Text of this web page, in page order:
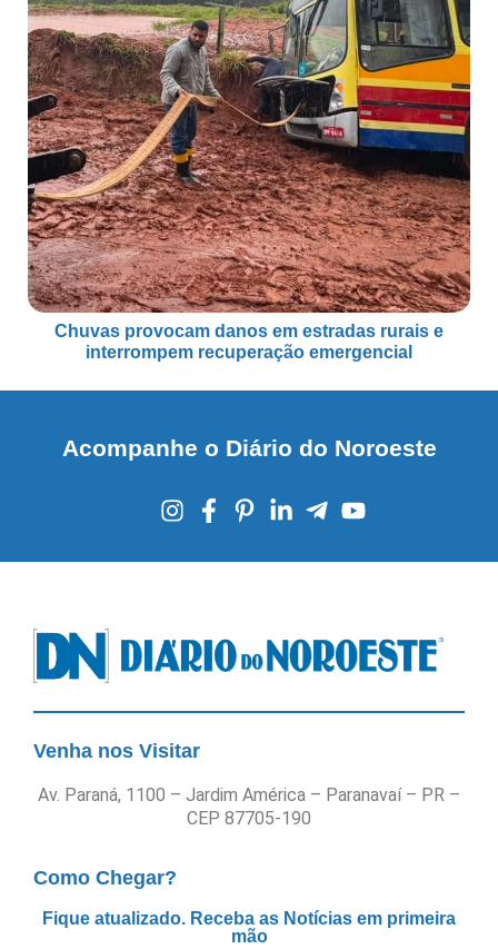
Chuvas provocam danos em estradas rurais e
interrompem recuperação emergencial
Acompanhe o Diário do Noroeste
Venha nos Visitar
Av. Paraná, 1100 – Jardim América – Paranavaí – PR –
CEP 87705-190
Como Chegar?
Fique atualizado. Receba as Notícias em primeira
mão